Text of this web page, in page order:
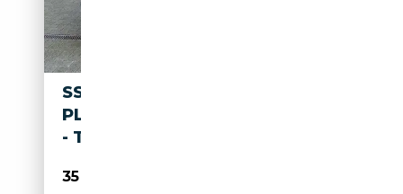
SSANGYONG TORRES 1.5 HEV
PLATINUM PLUS - AUTOMAAT
- TOT 10 JAAR GAR
35 990€